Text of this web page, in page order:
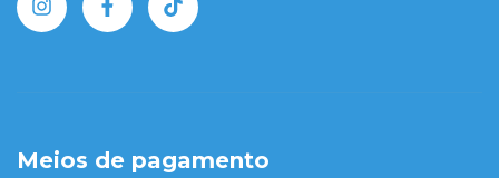
Meios de pagamento